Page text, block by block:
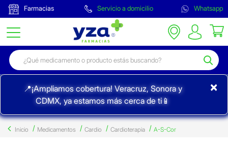
Farmacias Servicio a domicilio Whatsapp
📍¡Ampliamos cobertura! Veracruz, Sonora y
CDMX, ya estamos más cerca de ti📱
×
Inicio Medicamentos Cardio Cardioterapia A-S-Cor